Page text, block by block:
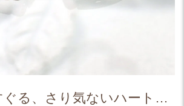
ぐる、さり気ないハート…